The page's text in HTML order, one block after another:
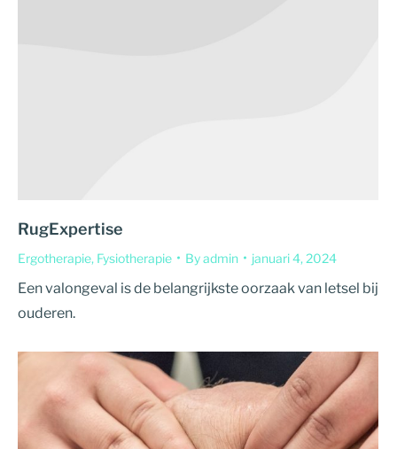
RugExpertise
Ergotherapie, Fysiotherapie Byadmin januari 4, 2024
Een valongeval is de belangrijkste oorzaak van letsel bij
ouderen.